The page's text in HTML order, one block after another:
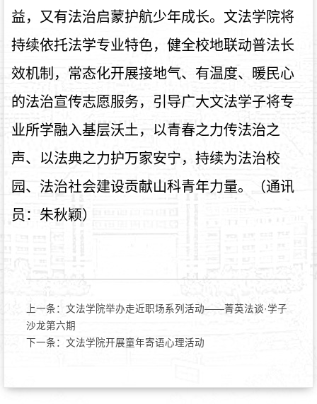
益，又有法治启蒙护航少年成长。文法学院将
持续依托法学专业特色，健全校地联动普法长
效机制，常态化开展接地气、有温度、暖民心
的法治宣传志愿服务，引导广大文法学子将专
业所学融入基层沃土，以青春之力传法治之
声、以法典之力护万家安宁，持续为法治校
园、法治社会建设贡献山科青年力量。
（通讯
员：朱秋颖）
上一条： 文法学院举办走近职场系列活动——菁英法谈·学子
沙龙第六期
下一条： 文法学院开展童年寄语心理活动